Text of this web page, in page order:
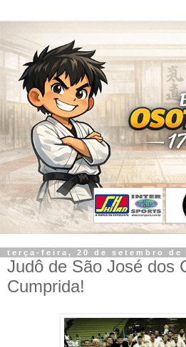
terça-feira, 20 de setembro de
Judô de São José dos
Cumprida!